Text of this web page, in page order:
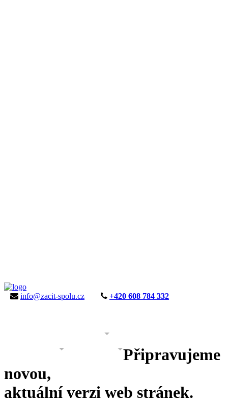
info@zacit-spolu.cz +420 608 784 332
GALERIE
Připravujeme
novou,
aktuální verzi web stránek.